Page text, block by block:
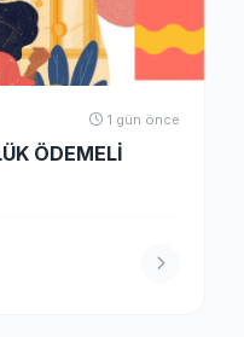
1 gün önce
ÖDEMELİ